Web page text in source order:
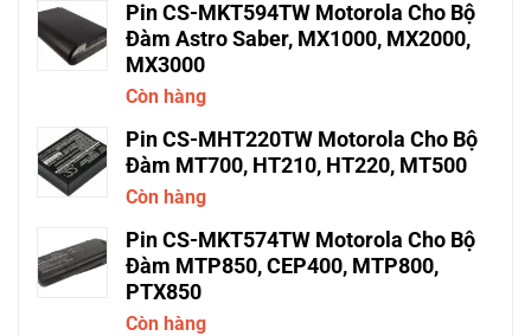
Pin CS-MKT594TW Motorola Cho Bộ
Đàm Astro Saber, MX1000, MX2000,
MX3000
Còn hàng
Pin CS-MHT220TW Motorola Cho Bộ
Đàm MT700, HT210, HT220, MT500
Còn hàng
Pin CS-MKT574TW Motorola Cho Bộ
Đàm MTP850, CEP400, MTP800,
PTX850
Còn hàng